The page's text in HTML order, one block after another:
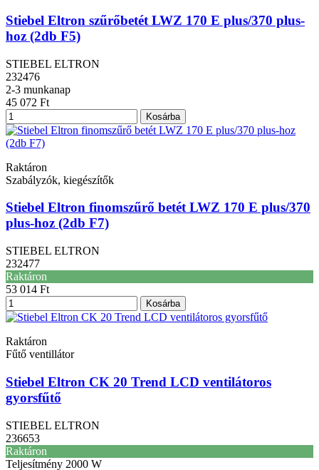
Stiebel Eltron szűrőbetét LWZ 170 E plus/370 plus-
hoz (2db F5)
STIEBEL ELTRON
232476
2-3 munkanap
45 072 Ft
Kosárba
Raktáron
Szabályzók, kiegészítők
Stiebel Eltron finomszűrő betét LWZ 170 E plus/370
plus-hoz (2db F7)
STIEBEL ELTRON
232477
Raktáron
53 014 Ft
Kosárba
Raktáron
Fűtő ventillátor
Stiebel Eltron CK 20 Trend LCD ventilátoros
gyorsfűtő
STIEBEL ELTRON
236653
Raktáron
Teljesítmény 2000 W